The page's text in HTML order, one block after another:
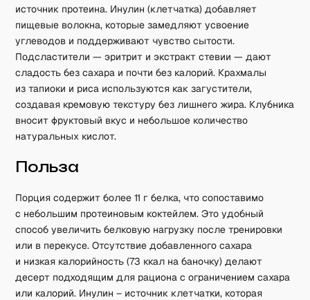
источник протеина. Инулин (клетчатка) добавляет
пищевые волокна, которые замедляют усвоение
углеводов и поддерживают чувство сытости.
Подсластители — эритрит и экстракт стевии — дают
сладость без сахара и почти без калорий. Крахмалы
из тапиоки и риса используются как загустители,
создавая кремовую текстуру без лишнего жира. Клубника
вносит фруктовый вкус и небольшое количество
натуральных кислот.
Польза
Порция содержит более 11 г белка, что сопоставимо
с небольшим протеиновым коктейлем. Это удобный
способ увеличить белковую нагрузку после тренировки
или в перекусе. Отсутствие добавленного сахара
и низкая калорийность (73 ккал на баночку) делают
десерт подходящим для рациона с ограничением сахара
или калорий. Инулин – источник клетчатки, которая